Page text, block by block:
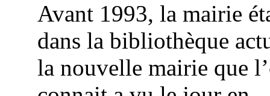
Avant 1993, la mairie
dans la bibliothèque
la nouvelle mairie que